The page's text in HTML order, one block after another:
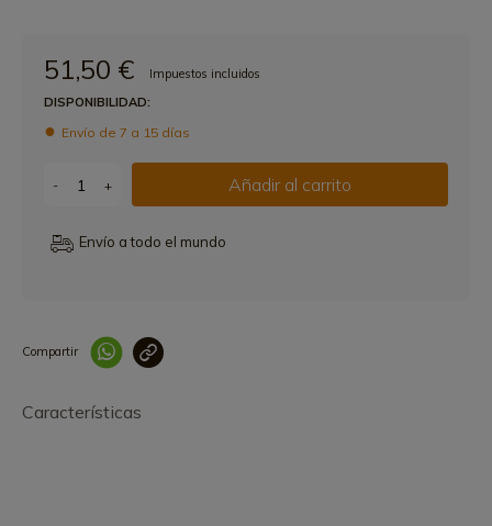
51,50 €
Impuestos incluidos
DISPONIBILIDAD:
Envío de 7 a 15 días
- + Añadir al carrito
Envío a todo el mundo
Compartir
Características